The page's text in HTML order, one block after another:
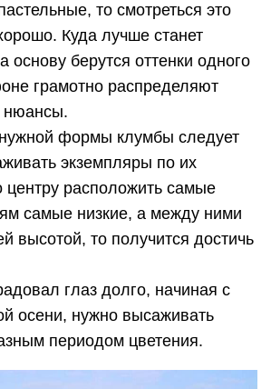
то смотреться это
Куда лучше станет
основу берутся оттенки одного
грамотно распределяют
нюансы.
формы клумбы следует
экземпляры по их
центру расположить самые
самые низкие, а между ними
высотой, то получится достичь
глаз долго, начиная с
осени, нужно высаживать
периодом цветения.